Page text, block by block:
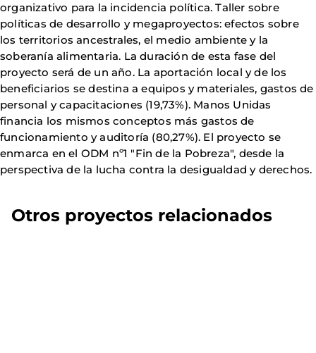
organizativo para la incidencia política. Taller sobre
políticas de desarrollo y megaproyectos: efectos sobre
los territorios ancestrales, el medio ambiente y la
soberanía alimentaria. La duración de esta fase del
proyecto será de un año. La aportación local y de los
beneficiarios se destina a equipos y materiales, gastos de
personal y capacitaciones (19,73%). Manos Unidas
financia los mismos conceptos más gastos de
funcionamiento y auditoría (80,27%). El proyecto se
enmarca en el ODM nº1 "Fin de la Pobreza", desde la
perspectiva de la lucha contra la desigualdad y derechos.
Otros proyectos relacionados